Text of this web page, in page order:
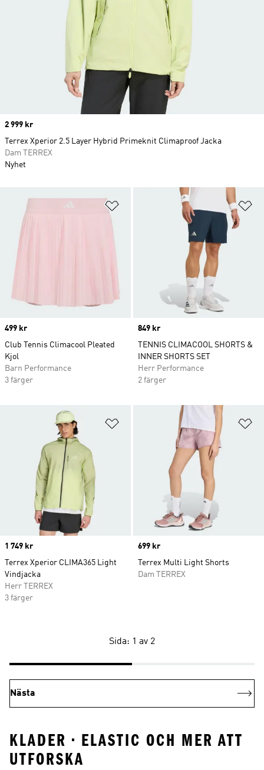
Lägg till på önskelistan
Price
499 kr
Club Tennis Climacool Pleated
Kjol
Barn Performance
3 färger
Price
849 kr
TENNIS CLIMACOOL SHORTS &
INNER SHORTS SET
Herr Performance
2 färger
Lägg till på önskelistan
Price
1 749 kr
Terrex Xperior CLIMA365 Light
Vindjacka
Herr TERREX
3 färger
Price
699 kr
Terrex Multi Light Shorts
Dam TERREX
Price
2 999 kr
Terrex Xperior 2.5 Layer Hybrid Primeknit Climaproof Jacka
Dam TERREX
Nyhet
Sida: 1 av 2
Nästa
KLADER • ELASTIC OCH MER ATT
UTFORSKA